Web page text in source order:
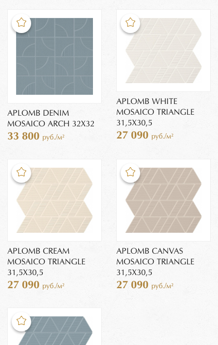
APLOMB DENIM
MOSAICO ARCH 32X32
33 800 руб./м²
APLOMB WHITE
MOSAICO TRIANGLE
31,5X30,5
27 090 руб./м²
APLOMB CREAM
MOSAICO TRIANGLE
31,5X30,5
27 090 руб./м²
APLOMB CANVAS
MOSAICO TRIANGLE
31,5X30,5
27 090 руб./м²